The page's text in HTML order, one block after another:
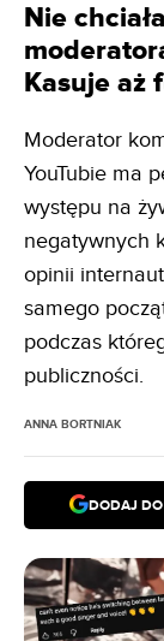
Nie
Kasuje aż
Moderator
YouTubie ma
występu na
negatywnych
opinii
samego
podczas
publiczności.
ANNA BORTNIAK
DODAJ